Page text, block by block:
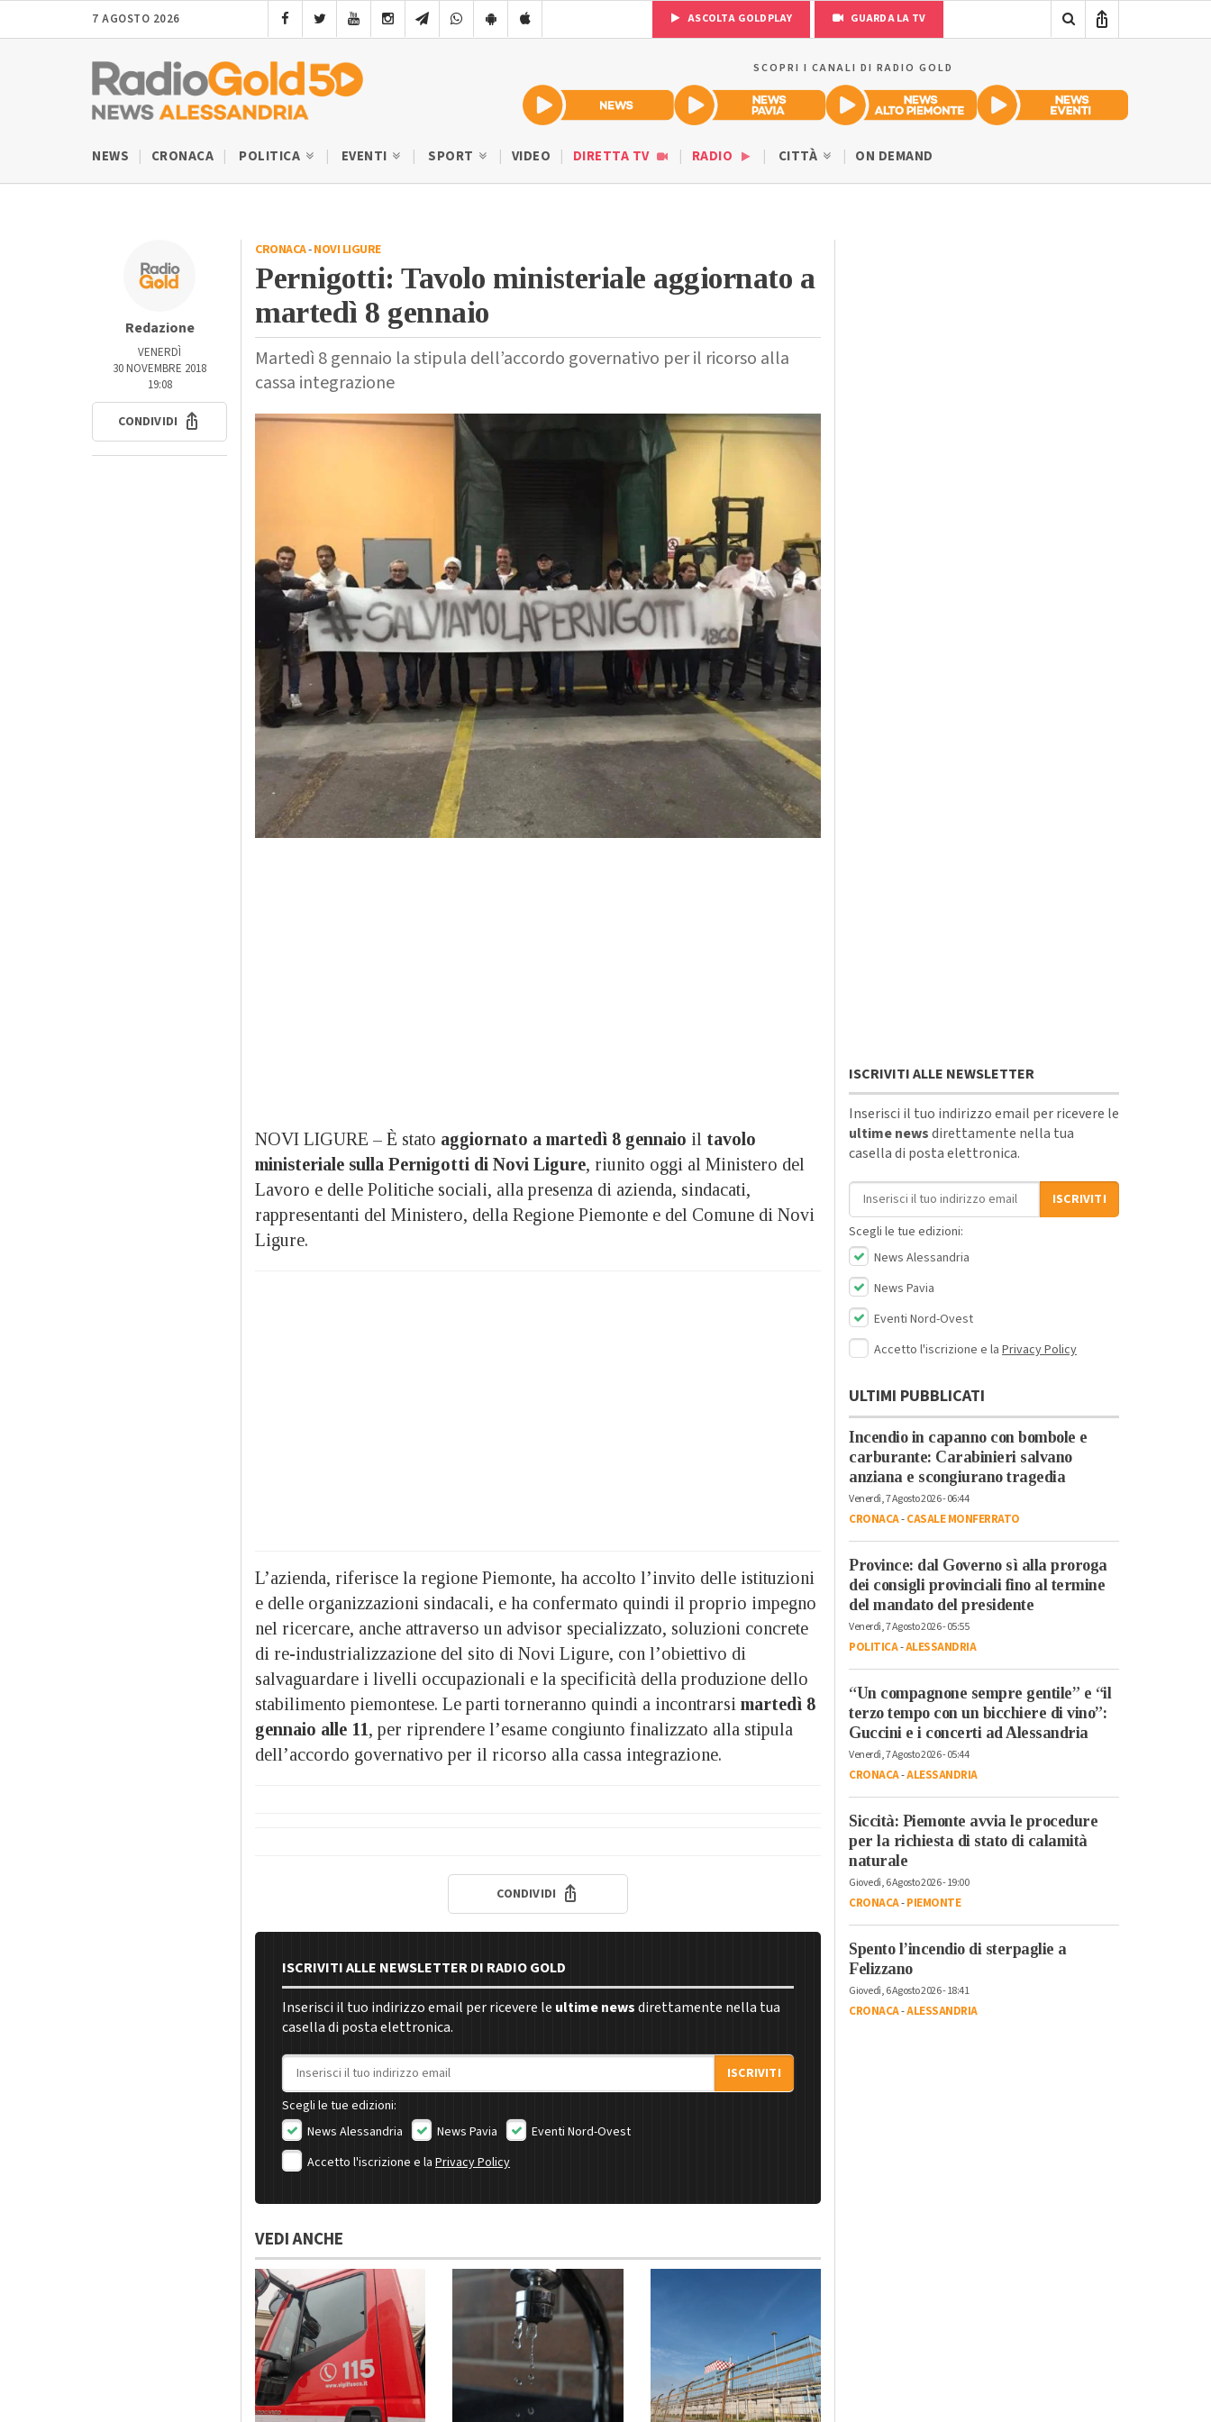
7 AGOSTO 2026 ASCOLTA GOLDPLAY GUARDA LA TV
SCOPRI I CANALI DI RADIO GOLD
NEWS CRONACA POLITICA EVENTI SPORT VIDEO DIRETTA TV RADIO CITTÀ ON DEMAND
Redazione
VENERDÌ
30 NOVEMBRE 2018
19:08
CONDIVIDI
CRONACA-NOVI LIGURE
Pernigotti: Tavolo ministeriale aggiornato a
martedì 8 gennaio
Martedì 8 gennaio la stipula dell’accordo governativo per il ricorso alla
cassa integrazione
NOVI LIGURE – È stato aggiornato a martedì 8 gennaio il tavolo
ministeriale sulla Pernigotti di Novi Ligure, riunito oggi al Ministero del
Lavoro e delle Politiche sociali, alla presenza di azienda, sindacati,
rappresentanti del Ministero, della Regione Piemonte e del Comune di Novi
Ligure.
L’azienda, riferisce la regione Piemonte, ha accolto l’invito delle istituzioni
e delle organizzazioni sindacali, e ha confermato quindi il proprio impegno
nel ricercare, anche attraverso un advisor specializzato, soluzioni concrete
di re-industrializzazione del sito di Novi Ligure, con l’obiettivo di
salvaguardare i livelli occupazionali e la specificità della produzione dello
stabilimento piemontese. Le parti torneranno quindi a incontrarsi martedì 8
gennaio alle 11, per riprendere l’esame congiunto finalizzato alla stipula
dell’accordo governativo per il ricorso alla cassa integrazione.
CONDIVIDI
ISCRIVITI ALLE NEWSLETTER DI RADIO GOLD
Inserisci il tuo indirizzo email per ricevere le ultime newsdirettamente nella tua
casella di posta elettronica.
Indirizzo email
ISCRIVITI
Scegli le tue edizioni:
News Alessandria
News Pavia
Eventi Nord-Ovest
Accetto l'iscrizione e la Privacy Policy
VEDI ANCHE
ISCRIVITI ALLE NEWSLETTER
Inserisci il tuo indirizzo email per ricevere le
ultime newsdirettamente nella tua
casella di posta elettronica.
Indirizzo email
ISCRIVITI
Scegli le tue edizioni:
News Alessandria
News Pavia
Eventi Nord-Ovest
Accetto l'iscrizione e la Privacy Policy
ULTIMI PUBBLICATI
Incendio in capanno con bombole e
carburante: Carabinieri salvano
anziana e scongiurano tragedia
Venerdì, 7 Agosto 2026 - 06:44
CRONACA-CASALE MONFERRATO
Province: dal Governo sì alla proroga
dei consigli provinciali fino al termine
del mandato del presidente
Venerdì, 7 Agosto 2026 - 05:55
POLITICA-ALESSANDRIA
“Un compagnone sempre gentile” e “il
terzo tempo con un bicchiere di vino”:
Guccini e i concerti ad Alessandria
Venerdì, 7 Agosto 2026 - 05:44
CRONACA-ALESSANDRIA
Siccità: Piemonte avvia le procedure
per la richiesta di stato di calamità
naturale
Giovedì, 6 Agosto 2026 - 19:00
CRONACA-PIEMONTE
Spento l’incendio di sterpaglie a
Felizzano
Giovedì, 6 Agosto 2026 - 18:41
CRONACA-ALESSANDRIA